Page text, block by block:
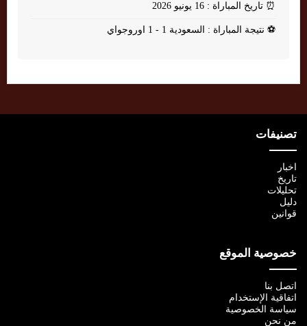
⏰ تاريخ المباراة : 16 يونيو 2026
⚽ نتيجة المباراة : السعودية 1 - 1 اوروجواي
تصنيفات
اخبار
تاريخ
تحليلات
دليل
قوانين
خصوصية الموقع
اتصل بنا
اتفاقية الإستخدام
سياسة الخصوصية
من نحن